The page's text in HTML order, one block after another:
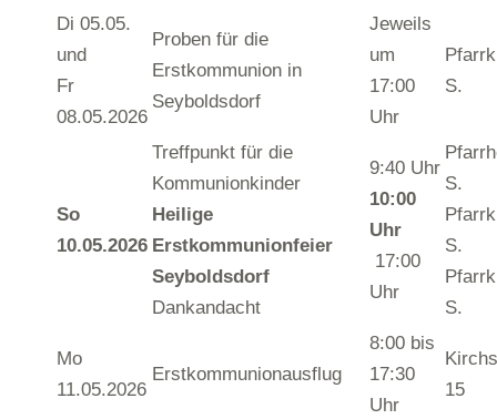
Di 05.05.
und
Fr
08.05.2026
Proben für die
Erstkommunion in
Seyboldsdorf
Jeweils
um
17:00
Uhr
S.
So
10.05.2026
Treffpunkt für die
Kommunionkinder
Heilige
Erstkommunionfeier
Seyboldsdorf
Dankandacht
9:40 Uhr
10:00
Uhr
17:00
Uhr
S.
S.
S.
Mo
11.05.2026
Erstkommunionausflug
8:00 bis
17:30
Uhr
15